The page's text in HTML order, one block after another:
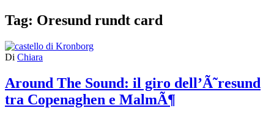
Tag: Oresund rundt card
Di Chiara
Around The Sound: il giro dell’Ã˜resund
tra Copenaghen e MalmÃ¶